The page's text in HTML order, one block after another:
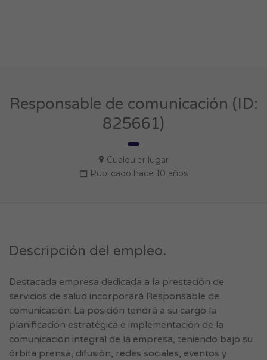
Responsable de comunicación (ID:
825661)
Cualquier lugar
Publicado hace 10 años
Descripción del empleo.
Destacada empresa dedicada a la prestación de
servicios de salud incorporará Responsable de
comunicación. La posición tendrá a su cargo la
planificación estratégica e implementación de la
comunicación integral de la empresa, teniendo bajo su
órbita prensa, difusión, redes sociales, eventos y